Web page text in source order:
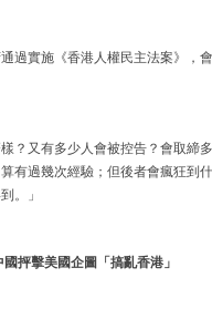
過實施《香港人權民主法案》，
？又有多少人會被控告？會取締
有過幾次經驗；但後者會瘋狂到
。」
抨擊美國企圖「搞亂香港」